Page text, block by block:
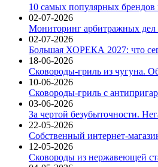
10 самых популярных
02-07-2026
Мониторинг арбитражных дел
02-07-2026
Большая ХОРЕКА 2027: что
18-06-2026
Сковороды-гриль из чугуна.
10-06-2026
Сковороды-гриль с
03-06-2026
За чертой безубыточности.
22-05-2026
Собственный интернет-
12-05-2026
Сковороды из нержавеющей